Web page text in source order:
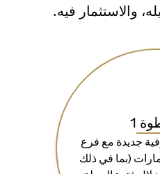
والاستثمار فيه.
1
جديدة مع فرع
(بما في ذلك